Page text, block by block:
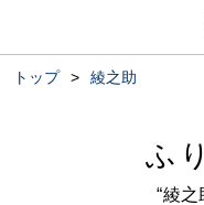
トップ > 綾之助
ふ
“綾